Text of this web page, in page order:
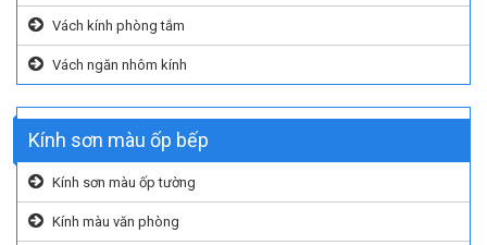
Vách kính phòng tắm
Vách ngăn nhôm kính
Kính sơn màu ốp bếp
Kính sơn màu ốp tường
Kính màu văn phòng